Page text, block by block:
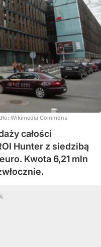
Wikimedia Commons
całości
Hunter z siedzibą
Kwota 6,21 mln